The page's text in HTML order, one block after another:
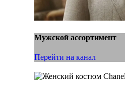
Мужской ассортимент
Перейти на канал